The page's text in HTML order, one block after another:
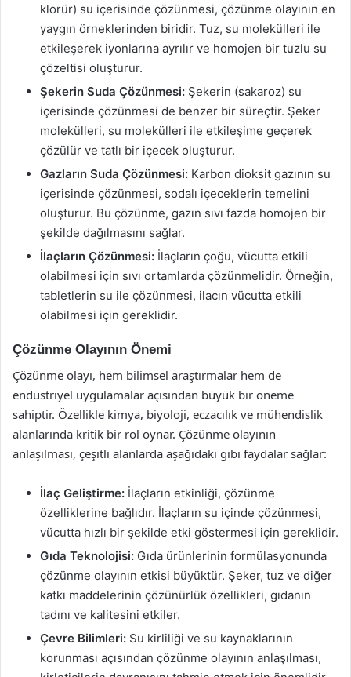
klorür) su içerisinde çözünmesi, çözünme olayının en
yaygın örneklerinden biridir. Tuz, su molekülleri ile
etkileşerek iyonlarına ayrılır ve homojen bir tuzlu su
çözeltisi oluşturur.
Şekerin Suda Çözünmesi: Şekerin (sakaroz) su
içerisinde çözünmesi de benzer bir süreçtir. Şeker
molekülleri, su molekülleri ile etkileşime geçerek
çözülür ve tatlı bir içecek oluşturur.
Gazların Suda Çözünmesi: Karbon dioksit gazının su
içerisinde çözünmesi, sodalı içeceklerin temelini
oluşturur. Bu çözünme, gazın sıvı fazda homojen bir
şekilde dağılmasını sağlar.
İlaçların Çözünmesi: İlaçların çoğu, vücutta etkili
olabilmesi için sıvı ortamlarda çözünmelidir. Örneğin,
tabletlerin su ile çözünmesi, ilacın vücutta etkili
olabilmesi için gereklidir.
Çözünme Olayının Önemi
Çözünme olayı, hem bilimsel araştırmalar hem de
endüstriyel uygulamalar açısından büyük bir öneme
sahiptir. Özellikle kimya, biyoloji, eczacılık ve mühendislik
alanlarında kritik bir rol oynar. Çözünme olayının
anlaşılması, çeşitli alanlarda aşağıdaki gibi faydalar sağlar:
İlaç Geliştirme: İlaçların etkinliği, çözünme
özelliklerine bağlıdır. İlaçların su içinde çözünmesi,
vücutta hızlı bir şekilde etki göstermesi için gereklidir.
Gıda Teknolojisi: Gıda ürünlerinin formülasyonunda
çözünme olayının etkisi büyüktür. Şeker, tuz ve diğer
katkı maddelerinin çözünürlük özellikleri, gıdanın
tadını ve kalitesini etkiler.
Çevre Bilimleri: Su kirliliği ve su kaynaklarının
korunması açısından çözünme olayının anlaşılması,